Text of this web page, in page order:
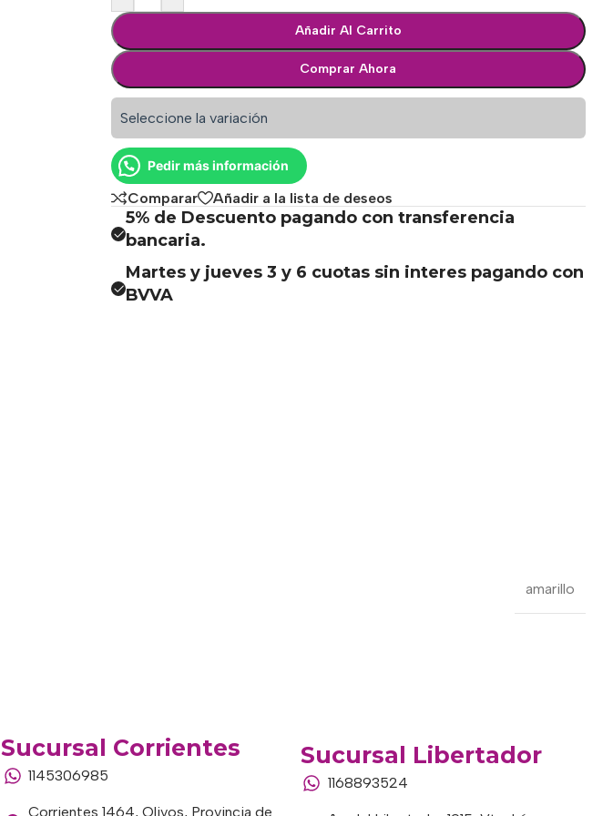
Añadir Al Carrito
Comprar Ahora
Seleccione la variación
Pedir más información
Comparar Añadir a la lista de deseos
5% de Descuento pagando con transferencia
bancaria.
Martes y jueves 3 y 6 cuotas sin interes pagando con
BVVA
amarillo
Sucursal Corrientes
1145306985
Corrientes 1464, Olivos, Provincia de
Sucursal Libertador
1168893524